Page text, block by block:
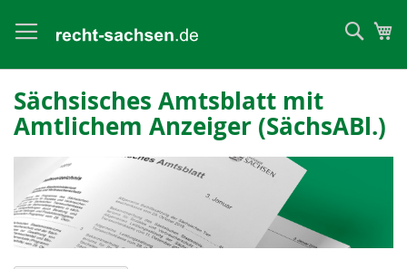
Sächsisches Amtsblatt mit
Amtlichem Anzeiger (SächsABl.)